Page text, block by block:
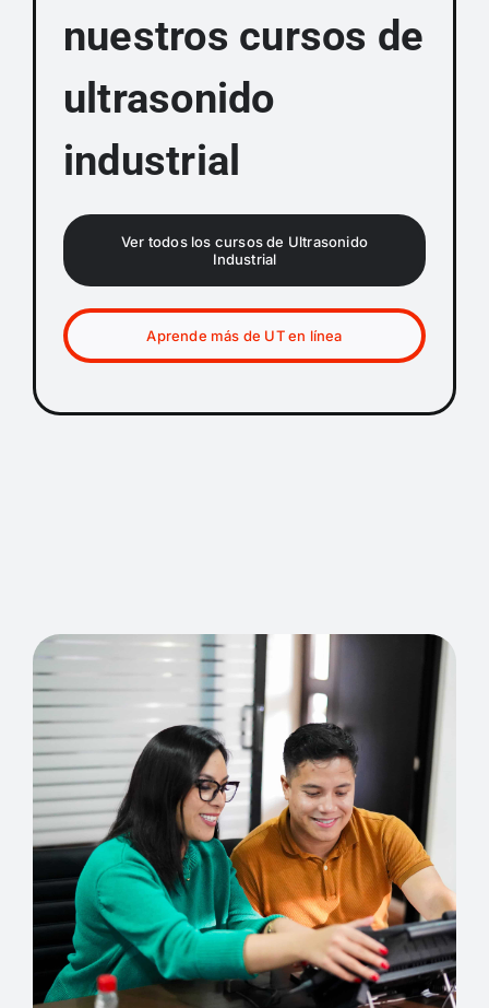
nuestros cursos de
ultrasonido
industrial
Ver todos los cursos de Ultrasonido
Industrial
Aprende más de UT en línea